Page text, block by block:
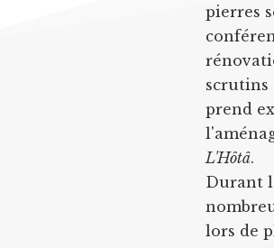
pierres
scrutins
prend
L'Hôtâ.
Durant
lors de